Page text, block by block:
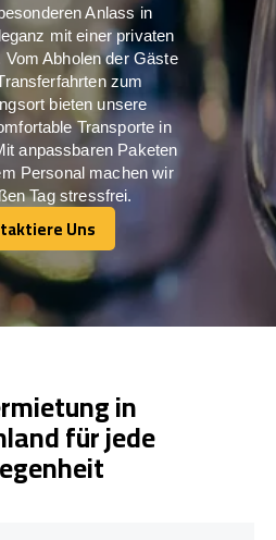
Anlass in
mit einer privaten
Abholen der Gäste
zum
bieten unsere
Transporte in
anpassbaren Paketen
Personal machen wir
Tag stressfrei.
Uns
Uns
in
für jede